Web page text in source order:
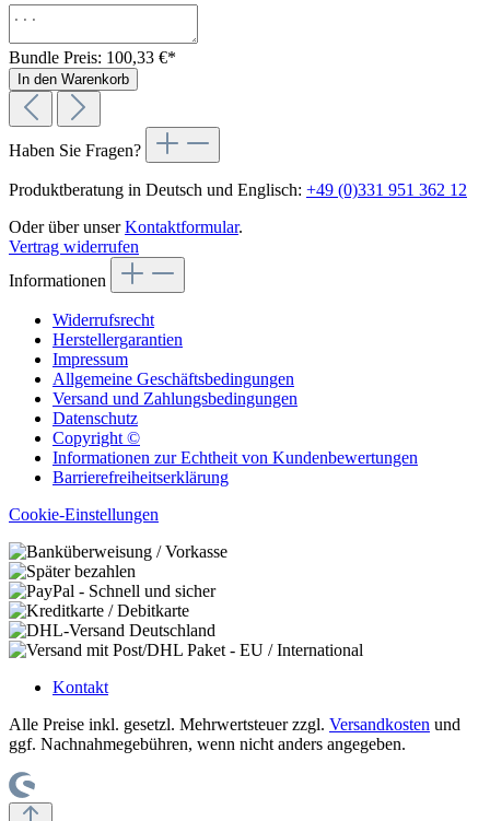
Bundle Preis: 100,33 €*
In den Warenkorb
Haben Sie Fragen?
Produktberatung in Deutsch und Englisch: +49 (0)331 951 362 12
Oder über unserKontaktformular.
Vertrag widerrufen
Informationen
Widerrufsrecht
Herstellergarantien
Impressum
Allgemeine Geschäftsbedingungen
Versand und Zahlungsbedingungen
Datenschutz
Copyright ©
Informationen zur Echtheit von Kundenbewertungen
Barrierefreiheitserklärung
Cookie-Einstellungen
Kontakt
Alle Preise inkl. gesetzl. Mehrwertsteuer zzgl. Versandkosten und
ggf. Nachnahmegebühren, wenn nicht anders angegeben.